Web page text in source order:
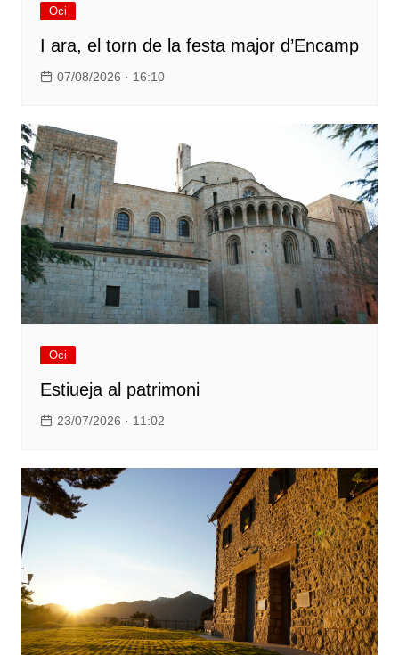
Oci
I ara, el torn de la festa major d’Encamp
07/08/2026 · 16:10
Oci
Estiueja al patrimoni
23/07/2026 · 11:02